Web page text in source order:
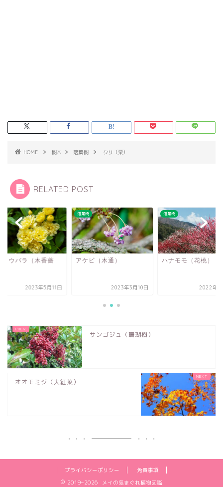
HOME 樹木 落葉樹 クリ（栗）
RELATED POST
コウバラ（木香薔
2023年5月11日
落葉樹
アケビ（木通）
2023年3月10日
落葉樹
ハナモモ（花桃）
2022年3
サンゴジュ（珊瑚樹）
オオモミジ（大紅葉）
プライバシーポリシー
免責事項
2019–2026 メイの気まぐれ植物図鑑